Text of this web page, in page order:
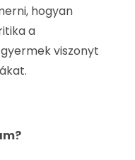
hogyan
a
viszonyt